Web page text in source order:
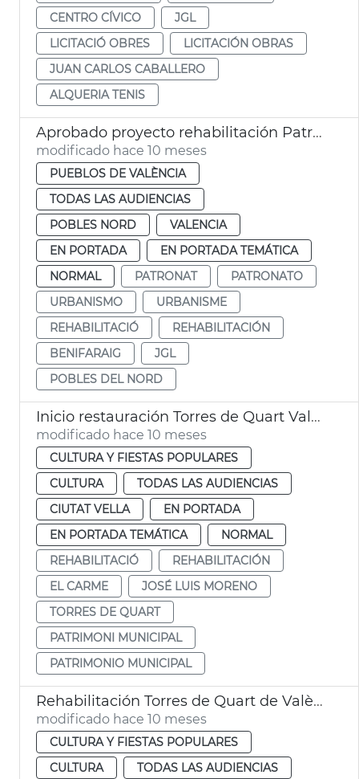
CENTRO CÍVICO
JGL
LICITACIÓ OBRES
LICITACIÓN OBRAS
JUAN CARLOS CABALLERO
ALQUERIA TENIS
Aprobado proyecto rehabilitación Patronato Benifaraig
modificado hace 10 meses
PUEBLOS DE VALÈNCIA
TODAS LAS AUDIENCIAS
POBLES NORD
VALENCIA
EN PORTADA
EN PORTADA TEMÁTICA
NORMAL
PATRONAT
PATRONATO
URBANISMO
URBANISME
REHABILITACIÓ
REHABILITACIÓN
BENIFARAIG
JGL
POBLES DEL NORD
Inicio restauración Torres de Quart València
modificado hace 10 meses
CULTURA Y FIESTAS POPULARES
CULTURA
TODAS LAS AUDIENCIAS
CIUTAT VELLA
EN PORTADA
EN PORTADA TEMÁTICA
NORMAL
REHABILITACIÓ
REHABILITACIÓN
EL CARME
JOSÉ LUIS MORENO
TORRES DE QUART
PATRIMONI MUNICIPAL
PATRIMONIO MUNICIPAL
Rehabilitación Torres de Quart de València
modificado hace 10 meses
CULTURA Y FIESTAS POPULARES
CULTURA
TODAS LAS AUDIENCIAS